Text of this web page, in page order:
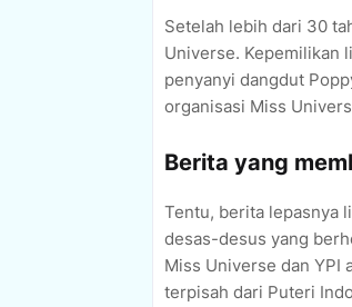
Setelah lebih dari 30
Universe. Kepemilikan
penyanyi dangdut
organisasi Miss
Berita yang
Tentu, berita lepasnya
desas-desus yang
Miss Universe dan YPI
terpisah dari Puteri